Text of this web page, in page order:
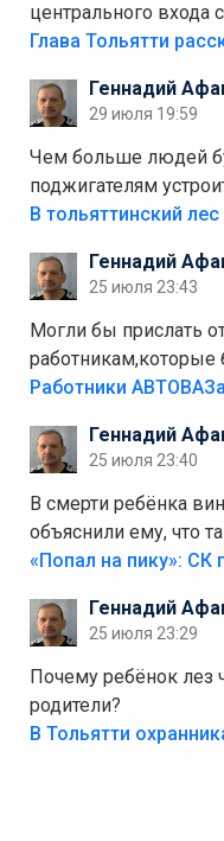
центрального
аттракционам
лежала в парке и
украли.
Геннадий
29 июля 19:59
Чем больше людей
поджигателям
костры,тех надо
Штрафы мизерные.
Геннадий
25 июля 23:43
Могли бы прислать
работникам,которые
на предприятии.
Работники
Геннадий
25 июля 23:40
В смерти ребёнка
объяснили ему, что
Лезть через такой
свою судьбу.
Геннадий
25 июля 23:29
Почему ребёнок лез
родители?